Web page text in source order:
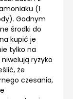
(1
Godnym
środki do
kupić je
tylko na
ryzyko
że
czesania,